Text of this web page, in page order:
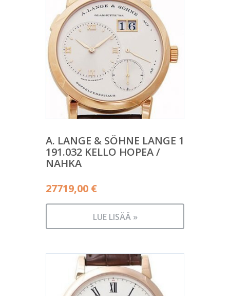
A. LANGE & SÖHNE LANGE 1
191.032 KELLO HOPEA /
NAHKA
27719,00 €
LUE LISÄÄ »